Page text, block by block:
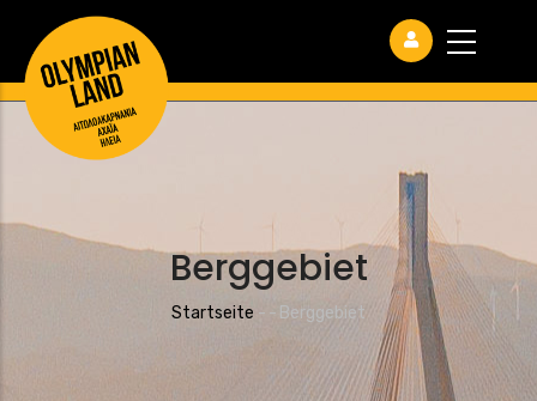
Berggebiet
Pfadnavigation
Startseite - - Berggebiet